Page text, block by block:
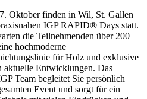
Oktober finden in Wil, St. Gallen
IGP RAPID® Days statt.
die Teilnehmenden über 200
hochmoderne
für Holz und exklusive
aktuelle Entwicklungen. Das
Team begleitet Sie persönlich
Event und sorgt für ein